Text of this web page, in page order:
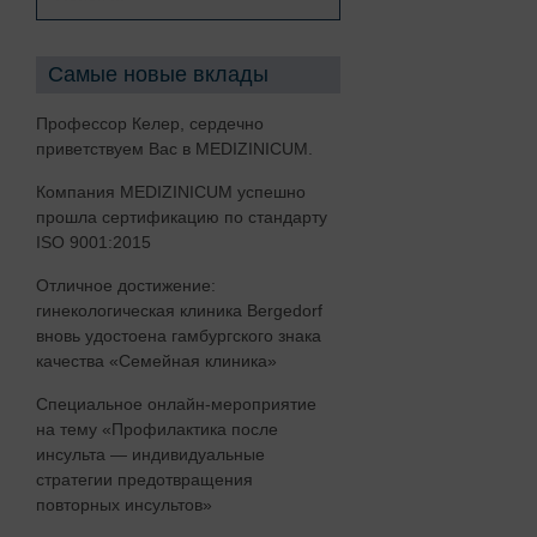
Ревматология
Редкие заболевания
Сексуальная медицина
Спортивная медицина,
спортивная кардиология
Урология
Висцеральная хирургия
Самые новые вклады
Профессор Келер, сердечно
приветствуем Вас в MEDIZINICUM.
Компания MEDIZINICUM успешно
прошла сертификацию по стандарту
ISO 9001:2015
Отличное достижение:
гинекологическая клиника Bergedorf
вновь удостоена гамбургского знака
качества «Семейная клиника»
Специальное онлайн-мероприятие
на тему «Профилактика после
инсульта — индивидуальные
стратегии предотвращения
повторных инсультов»